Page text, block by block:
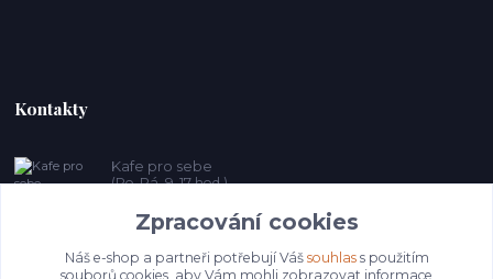
Kontakty
Kafe pro sebe
(Po-Pá, 9-17 hod.)
prosebeunicov@seznam.cz
Zpracování cookies
Náš e-shop a partneři potřebují Váš souhlass použitím
souborů cookies, aby Vám mohli zobrazovat informace